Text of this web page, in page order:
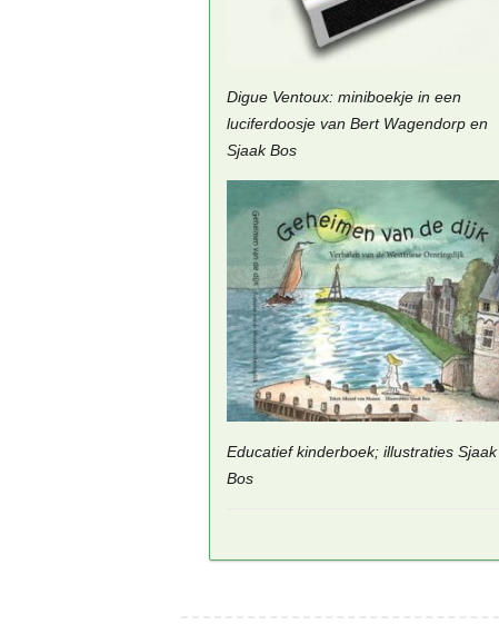
Digue Ventoux: miniboekje in een
luciferdoosje van Bert Wagendorp en
Sjaak Bos
Educatief kinderboek; illustraties Sjaak
Bos